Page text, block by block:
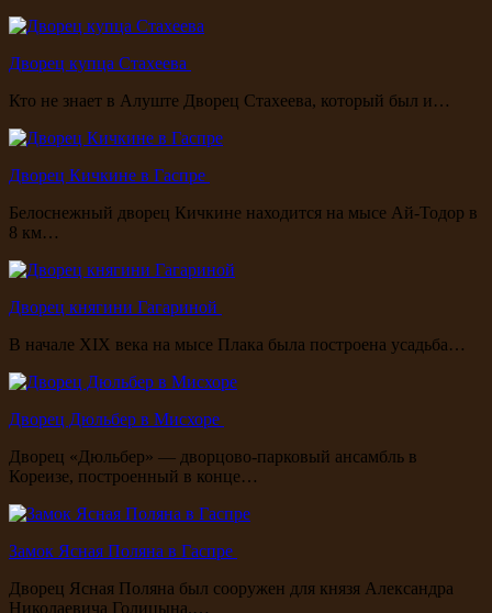
Дворец купца Стахеева
Кто не знает в Алуште Дворец Стахеева, который был и…
Дворец Кичкине в Гаспре
Белоснежный дворец Кичкине находится на мысе Ай-Тодор в
8 км…
Дворец княгини Гагариной
В начале XIX века на мысе Плака была построена усадьба…
Дворец Дюльбер в Мисхоре
Дворец «Дюльбер» — дворцово-парковый ансамбль в
Кореизе, построенный в конце…
Замок Ясная Поляна в Гаспре
Дворец Ясная Поляна был сооружен для князя Александра
Николаевича Голицына.…